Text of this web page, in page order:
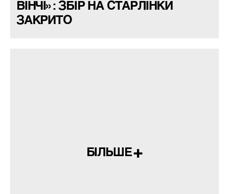
ВІНЧІ»: ЗБІР НА СТАРЛІНКИ
ЗАКРИТО
БІЛЬШЕ